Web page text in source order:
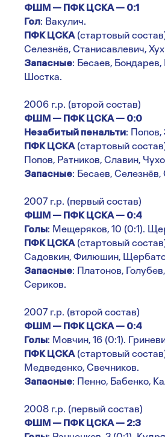
ФШМ — ПФК ЦСКА — 0:1
Гол: Вакулич.
ПФК ЦСКА(стартовый
Селезнёв, Станисавлевич,
Запасные: Бесаев,
Шостка.
2006 г.р. (второй состав)
ФШМ — ПФК ЦСКА — 0:0
Незабитый пенальти: Попов,
ПФК ЦСКА(стартовый
Попов, Ратников, Славин,
Запасные: Бесаев,
2007 г.р. (первый состав)
ФШМ — ПФК ЦСКА — 0:4
Голы: Мещеряков, 10 (0:1).
ПФК ЦСКА(стартовый
Садовкин, Филюшин,
Запасные: Платонов,
Сериков.
2007 г.р. (второй состав)
ФШМ — ПФК ЦСКА — 0:4
Голы: Мовчин, 16 (0:1).
ПФК ЦСКА(стартовый
Медведенко, Свечников.
Запасные: Пенно, Бабенко,
2008 г.р. (первый состав)
ФШМ — ПФК ЦСКА — 2:3